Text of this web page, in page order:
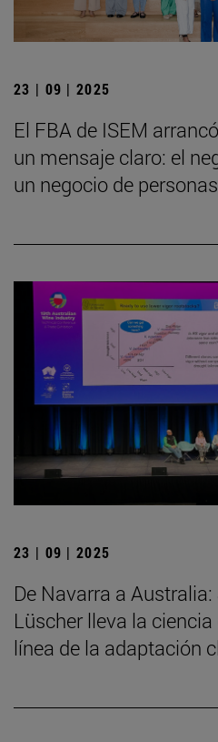
23 | 09 | 2025
El FBA de ISEM
un mensaje claro: el
un negocio de personas
23 | 09 | 2025
De Navarra a
Lüscher lleva la
línea de la adaptación